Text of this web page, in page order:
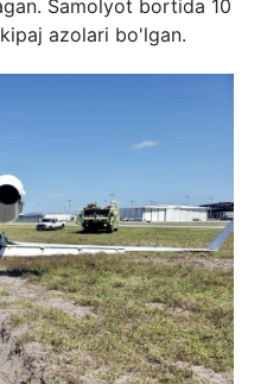
Samolyot bortida 10
azolari bo'lgan.